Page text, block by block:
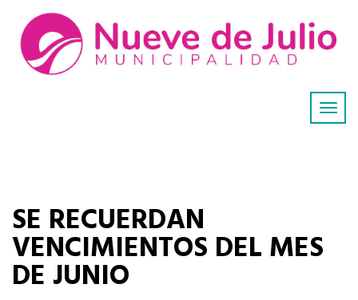
SE RECUERDAN
VENCIMIENTOS DEL MES
DE JUNIO